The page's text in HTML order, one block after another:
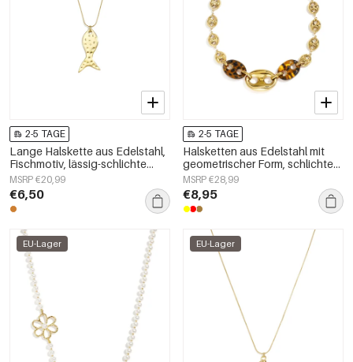
2-5 TAGE
Lange Halskette aus Edelstahl,
Fischmotiv, lässig-schlichte
Serie, Damenschmuck
MSRP €20,99
€6,50
2-5 TAGE
Halsketten aus Edelstahl mit
geometrischer Form, schlichte
Alltags-Serie, Damenschmuck
MSRP €28,99
€8,95
EU-Lager EU-Lager